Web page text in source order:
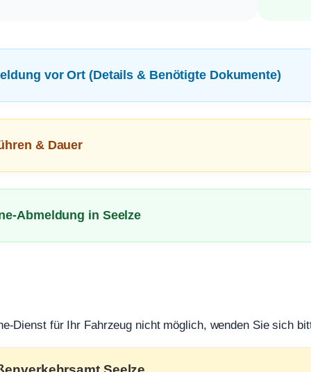
vor Ort (Details & Benötigte Dokumente)
& Dauer
Abmeldung in Seelze
Dienst für Ihr Fahrzeug nicht möglich, wenden Sie sich